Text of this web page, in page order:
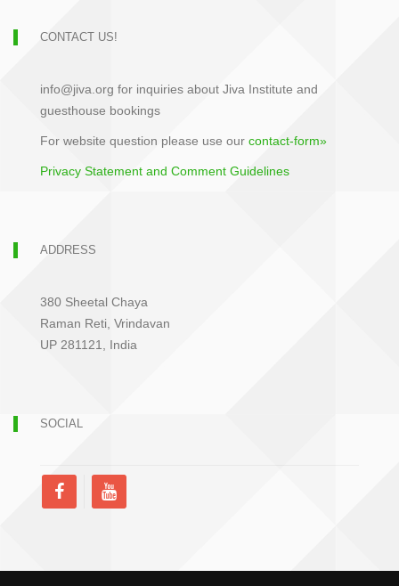
CONTACT US!
info@jiva.org for inquiries about Jiva Institute and
guesthouse bookings
For website question please use our contact-form»
Privacy Statement and Comment Guidelines
ADDRESS
380 Sheetal Chaya
Raman Reti, Vrindavan
UP 281121, India
SOCIAL